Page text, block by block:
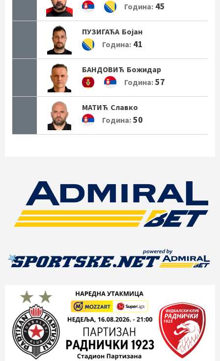
Година: 45
ПУЗИГАЋА Бојан
Година: 41
БАНДОВИЋ Божидар
Година: 57
МАТИЋ Славко
Година: 50